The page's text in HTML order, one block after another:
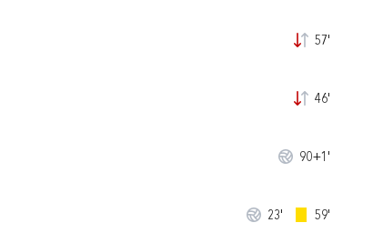
57'
46'
90+1'
23' 59'